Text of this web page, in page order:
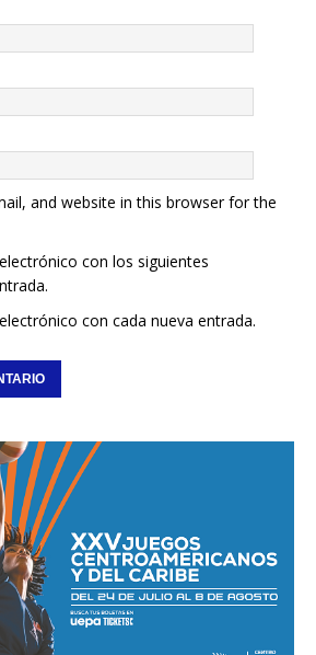
and website in this browser for the
con los siguientes
con cada nueva entrada.